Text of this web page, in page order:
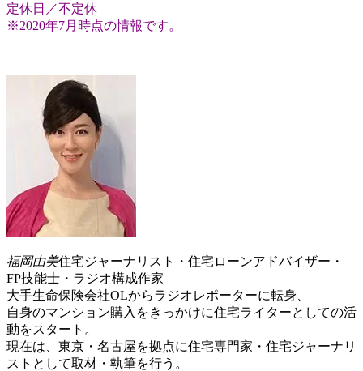
定休日／不定休
※2020年7月時点の情報です。
福岡由美住宅ジャーナリスト・住宅ローンアドバイザー・
FP技能士・ラジオ構成作家
大手生命保険会社OLからラジオレポーターに転身、
自身のマンション購入をきっかけに住宅ライターとしての活
動をスタート。
現在は、東京・名古屋を拠点に住宅専門家・住宅ジャーナリ
ストとして取材・執筆を行う。